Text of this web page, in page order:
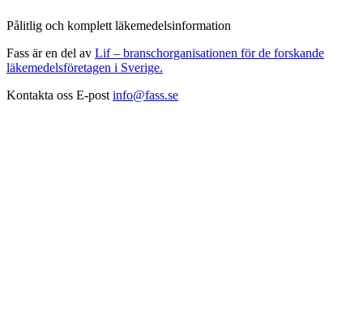
Pålitlig och komplett läkemedelsinformation
Fass är en del av Lif – branschorganisationen för de forskande
läkemedelsföretagen i Sverige.
Kontakta oss E-post info@fass.se